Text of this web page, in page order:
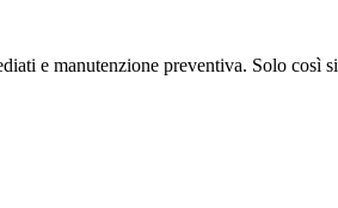
e manutenzione preventiva. Solo così